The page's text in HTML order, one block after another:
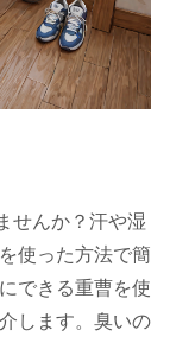
せんか？汗や湿
使った方法で簡
できる重曹を使
します。臭いの